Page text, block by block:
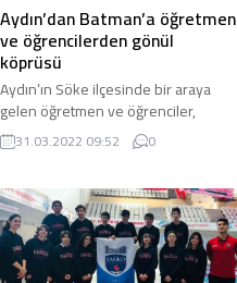
Aydın’dan Batman’a öğretmen
ve öğrencilerden gönül
köprüsü
Aydın’ın Söke ilçesinde bir araya
gelen öğretmen ve öğrenciler,
düzenledikleri yardım etkinliğinde
elde ettikleri gelir ile Batman’ın
31.03.2022 09:52 0